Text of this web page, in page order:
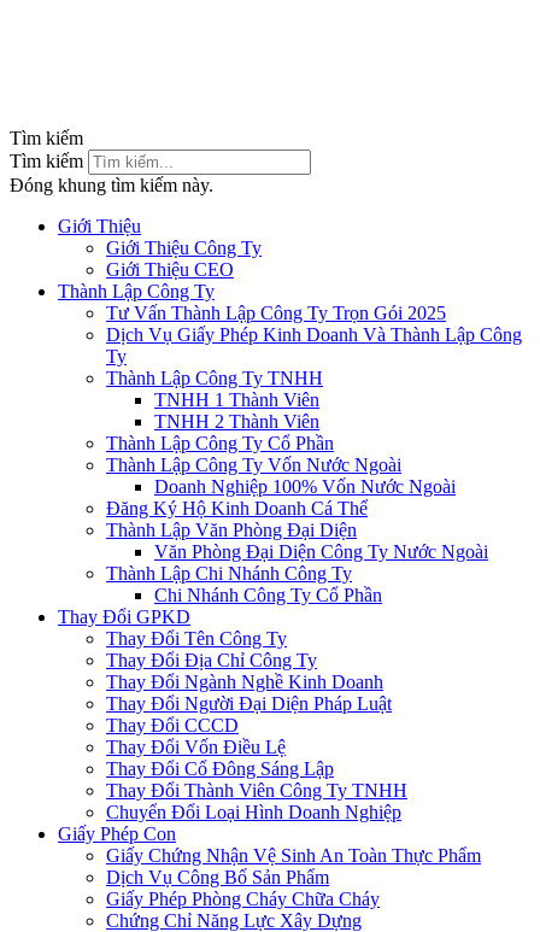
Tìm kiếm
Tìm kiếm
Đóng khung tìm kiếm này.
Giới Thiệu
Giới Thiệu Công Ty
Giới Thiệu CEO
Thành Lập Công Ty
Tư Vấn Thành Lập Công Ty Trọn Gói 2025
Dịch Vụ Giấy Phép Kinh Doanh Và Thành Lập Công
Ty
Thành Lập Công Ty TNHH
TNHH 1 Thành Viên
TNHH 2 Thành Viên
Thành Lập Công Ty Cổ Phần
Thành Lập Công Ty Vốn Nước Ngoài
Doanh Nghiệp 100% Vốn Nước Ngoài
Đăng Ký Hộ Kinh Doanh Cá Thể
Thành Lập Văn Phòng Đại Diện
Văn Phòng Đại Diện Công Ty Nước Ngoài
Thành Lập Chi Nhánh Công Ty
Chi Nhánh Công Ty Cổ Phần
Thay Đổi GPKD
Thay Đổi Tên Công Ty
Thay Đổi Địa Chỉ Công Ty
Thay Đổi Ngành Nghề Kinh Doanh
Thay Đổi Người Đại Diện Pháp Luật
Thay Đổi CCCD
Thay Đổi Vốn Điều Lệ
Thay Đổi Cổ Đông Sáng Lập
Thay Đổi Thành Viên Công Ty TNHH
Chuyển Đổi Loại Hình Doanh Nghiệp
Giấy Phép Con
Giấy Chứng Nhận Vệ Sinh An Toàn Thực Phẩm
Dịch Vụ Công Bố Sản Phẩm
Giấy Phép Phòng Cháy Chữa Cháy
Chứng Chỉ Năng Lực Xây Dựng